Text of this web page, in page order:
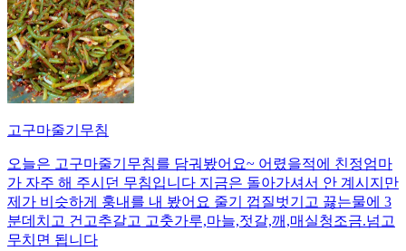
고구마줄기무침
오늘은 고구마줄기무침를 담궈봤어요~ 어렸을적에 친정엄마
가 자주 해 주시던 무침입니다 지금은 돌아가셔서 안 계시지만
제가 비슷하게 훙내를 내 봤어요 줄기 껍질벗기고 끓는물에 3
분데치고 건고추갈고 고춧가루,마늘,젓갈,깨,매실청조금.넘고
무치면 됩니다